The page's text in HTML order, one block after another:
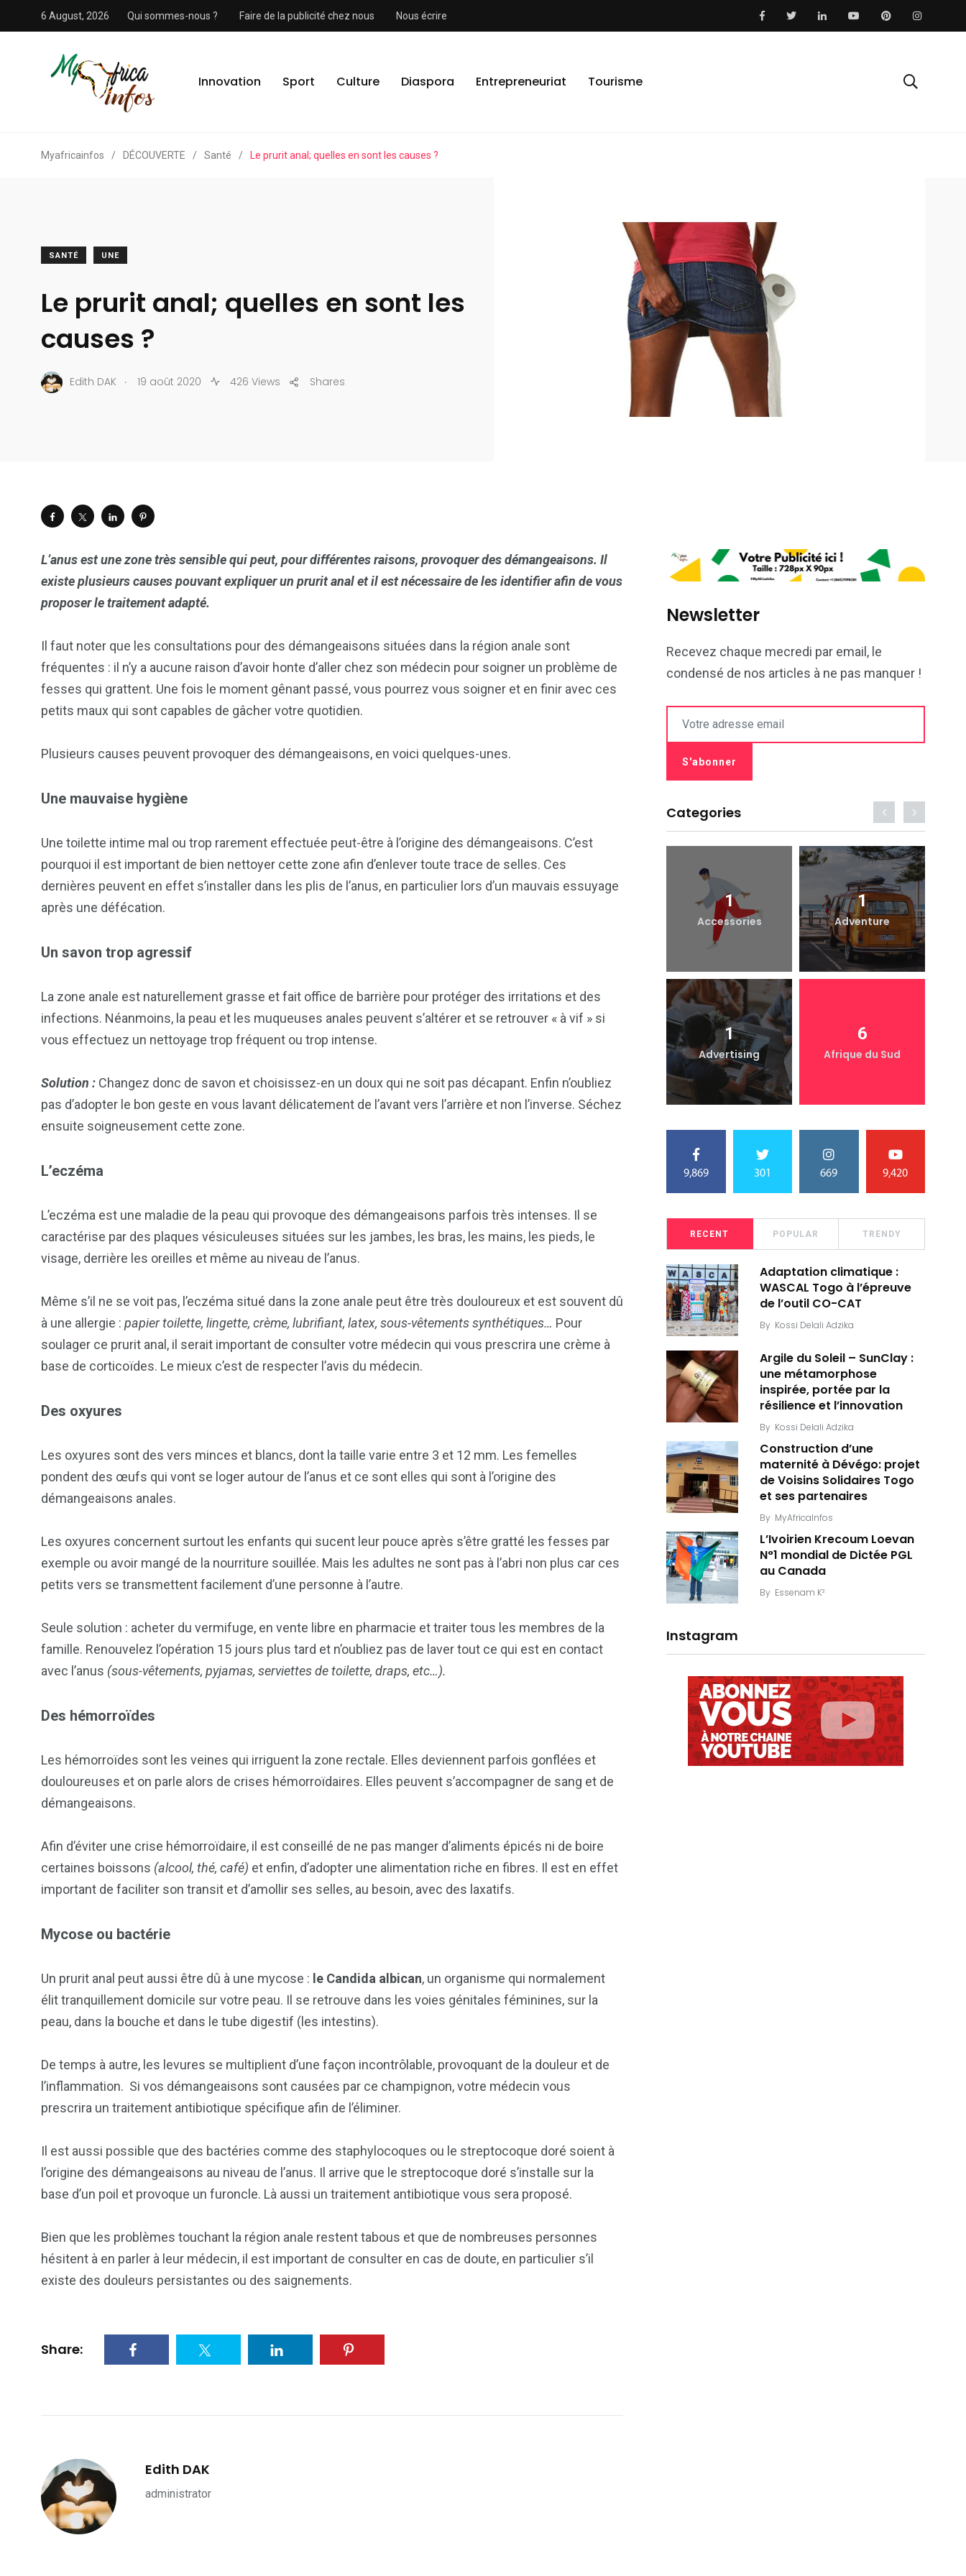
6 August, 2026 Qui sommes-nous ? Faire de la publicité chez nous Nous écrire
Innovation Sport Culture Diaspora Entrepreneuriat Tourisme
Myafricainfos / DÉCOUVERTE / Santé / Le prurit anal; quelles en sont les causes ?
SANTÉ UNE
Le prurit anal; quelles en sont les
causes ?
Edith DAK . 19 août 2020 426 Views Shares
L’anus est une zone très sensible qui peut, pour différentes raisons, provoquer des démangeaisons. Il
existe plusieurs causes pouvant expliquer un prurit anal et il est nécessaire de les identifier afin de vous
proposer le traitement adapté.
Il faut noter que les consultations pour des démangeaisons situées dans la région anale sont
fréquentes : il n’y a aucune raison d’avoir honte d’aller chez son médecin pour soigner un problème de
fesses qui grattent. Une fois le moment gênant passé, vous pourrez vous soigner et en finir avec ces
petits maux qui sont capables de gâcher votre quotidien.
Plusieurs causes peuvent provoquer des démangeaisons, en voici quelques-unes.
Une mauvaise hygiène
Une toilette intime mal ou trop rarement effectuée peut-être à l’origine des démangeaisons. C’est
pourquoi il est important de bien nettoyer cette zone afin d’enlever toute trace de selles. Ces
dernières peuvent en effet s’installer dans les plis de l’anus, en particulier lors d’un mauvais essuyage
après une défécation.
Un savon trop agressif
La zone anale est naturellement grasse et fait office de barrière pour protéger des irritations et des
infections. Néanmoins, la peau et les muqueuses anales peuvent s’altérer et se retrouver « à vif » si
vous effectuez un nettoyage trop fréquent ou trop intense.
Solution : Changez donc de savon et choisissez-en un doux qui ne soit pas décapant. Enfin n’oubliez
pas d’adopter le bon geste en vous lavant délicatement de l’avant vers l’arrière et non l’inverse. Séchez
ensuite soigneusement cette zone.
L’eczéma
L’eczéma est une maladie de la peau qui provoque des démangeaisons parfois très intenses. Il se
caractérise par des plaques vésiculeuses situées sur les jambes, les bras, les mains, les pieds, le
visage, derrière les oreilles et même au niveau de l’anus.
Même s’il ne se voit pas, l’eczéma situé dans la zone anale peut être très douloureux et est souvent dû
à une allergie : papier toilette, lingette, crème, lubrifiant, latex, sous-vêtements synthétiques… Pour
soulager ce prurit anal, il serait important de consulter votre médecin qui vous prescrira une crème à
base de corticoïdes. Le mieux c’est de respecter l’avis du médecin.
Des oxyures
Les oxyures sont des vers minces et blancs, dont la taille varie entre 3 et 12 mm. Les femelles
pondent des œufs qui vont se loger autour de l’anus et ce sont elles qui sont à l’origine des
démangeaisons anales.
Les oxyures concernent surtout les enfants qui sucent leur pouce après s’être gratté les fesses par
exemple ou avoir mangé de la nourriture souillée. Mais les adultes ne sont pas à l’abri non plus car ces
petits vers se transmettent facilement d’une personne à l’autre.
Seule solution : acheter du vermifuge, en vente libre en pharmacie et traiter tous les membres de la
famille. Renouvelez l’opération 15 jours plus tard et n’oubliez pas de laver tout ce qui est en contact
avec l’anus (sous-vêtements, pyjamas, serviettes de toilette, draps, etc…).
Des hémorroïdes
Les hémorroïdes sont les veines qui irriguent la zone rectale. Elles deviennent parfois gonflées et
douloureuses et on parle alors de crises hémorroïdaires. Elles peuvent s’accompagner de sang et de
démangeaisons.
Afin d’éviter une crise hémorroïdaire, il est conseillé de ne pas manger d’aliments épicés ni de boire
certaines boissons (alcool, thé, café) et enfin, d’adopter une alimentation riche en fibres. Il est en effet
important de faciliter son transit et d’amollir ses selles, au besoin, avec des laxatifs.
Mycose ou bactérie
Un prurit anal peut aussi être dû à une mycose : le Candida albican, un organisme qui normalement
élit tranquillement domicile sur votre peau. Il se retrouve dans les voies génitales féminines, sur la
peau, dans la bouche et dans le tube digestif (les intestins).
De temps à autre, les levures se multiplient d’une façon incontrôlable, provoquant de la douleur et de
l’inflammation. Si vos démangeaisons sont causées par ce champignon, votre médecin vous
prescrira un traitement antibiotique spécifique afin de l’éliminer.
Il est aussi possible que des bactéries comme des staphylocoques ou le streptocoque doré soient à
l’origine des démangeaisons au niveau de l’anus. Il arrive que le streptocoque doré s’installe sur la
base d’un poil et provoque un furoncle. Là aussi un traitement antibiotique vous sera proposé.
Bien que les problèmes touchant la région anale restent tabous et que de nombreuses personnes
hésitent à en parler à leur médecin, il est important de consulter en cas de doute, en particulier s’il
existe des douleurs persistantes ou des saignements.
Share:
Edith DAK
administrator
Newsletter
Recevez chaque mecredi par email, le
condensé de nos articles à ne pas manquer !
Categories
1824
1 1
1
Accessories
1
Adventure
1
Advertising
6
Afrique du Sud
9,869 301 669 9,420
RECENT POPULAR TRENDY
Adaptation climatique :
WASCAL Togo à l’épreuve
de l’outil CO-CAT
By Kossi Delali Adzika
Argile du Soleil – SunClay :
une métamorphose
inspirée, portée par la
résilience et l’innovation
By Kossi Delali Adzika
Construction d’une
maternité à Dévégo: projet
de Voisins Solidaires Togo
et ses partenaires
By MyAfricaInfos
L’Ivoirien Krecoum Loevan
N°1 mondial de Dictée PGL
au Canada
By Essenam K²
Instagram